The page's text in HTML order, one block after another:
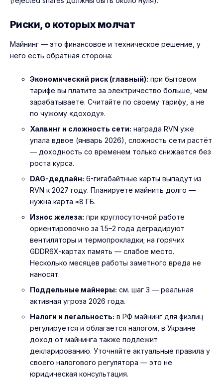
Риски, о которых молчат
Майнинг — это финансовое и техническое решение, у
него есть обратная сторона:
Экономический риск (главный): при бытовом
тарифе вы платите за электричество больше, чем
зарабатываете. Считайте по своему тарифу, а не
по чужому «доходу».
Халвинг и сложность сети: награда RVN уже
упала вдвое (январь 2026), сложность сети растёт
— доходность со временем только снижается без
роста курса.
DAG-дедлайн: 6-гигабайтные карты выпадут из
RVN к 2027 году. Планируете майнить долго —
нужна карта ≥8 ГБ.
Износ железа: при круглосуточной работе
ориентировочно за 1.5–2 года деградируют
вентиляторы и термопрокладки; на горячих
GDDR6X-картах память — слабое место.
Несколько месяцев работы заметного вреда не
наносят.
Поддельные майнеры: см. шаг 3 — реальная
активная угроза 2026 года.
Налоги и легальность: в РФ майнинг для физлиц
регулируется и облагается налогом, в Украине
доход от майнинга также подлежит
декларированию. Уточняйте актуальные правила у
своего налогового регулятора — это не
юридическая консультация.